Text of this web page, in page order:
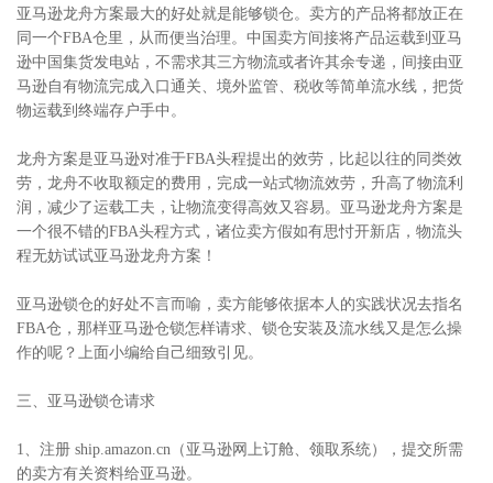
亚马逊龙舟方案最大的好处就是能够锁仓。卖方的产品将都放正在
同一个FBA仓里，从而便当治理。中国卖方间接将产品运载到亚马
逊中国集货发电站，不需求其三方物流或者许其余专递，间接由亚
马逊自有物流完成入口通关、境外监管、税收等简单流水线，把货
物运载到终端存户手中。
龙舟方案是亚马逊对准于FBA头程提出的效劳，比起以往的同类效
劳，龙舟不收取额定的费用，完成一站式物流效劳，升高了物流利
润，减少了运载工夫，让物流变得高效又容易。亚马逊龙舟方案是
一个很不错的FBA头程方式，诸位卖方假如有思忖开新店，物流头
程无妨试试亚马逊龙舟方案！
亚马逊锁仓的好处不言而喻，卖方能够依据本人的实践状况去指名
FBA仓，那样亚马逊仓锁怎样请求、锁仓安装及流水线又是怎么操
作的呢？上面小编给自己细致引见。
三、亚马逊锁仓请求
1、注册 ship.amazon.cn（亚马逊网上订舱、领取系统），提交所需
的卖方有关资料给亚马逊。